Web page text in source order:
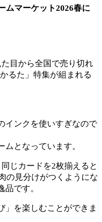
ムマーケット2026春に
目から全国で売り切れ
るた」特集が組まれる
インクを使いすぎなので
となっています。
じカードを2枚揃えると
の見分けがつくようにな
です。
」を楽しむことができま